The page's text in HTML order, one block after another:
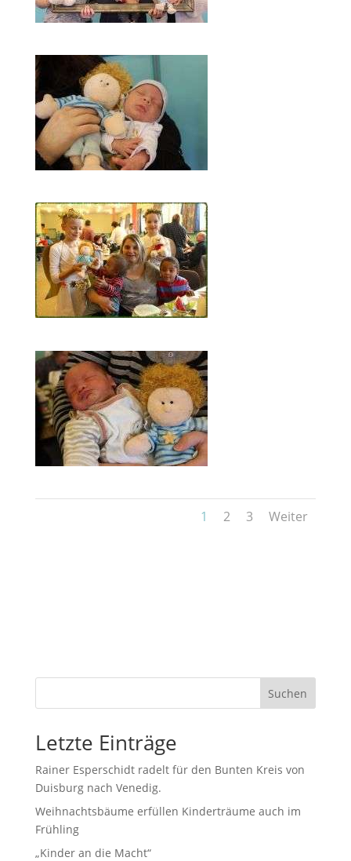
1 2 3 Weiter
Suchen
Letzte Einträge
Rainer Esperschidt radelt für den Bunten Kreis von
Duisburg nach Venedig.
Weihnachtsbäume erfüllen Kinderträume auch im
Frühling
„Kinder an die Macht“